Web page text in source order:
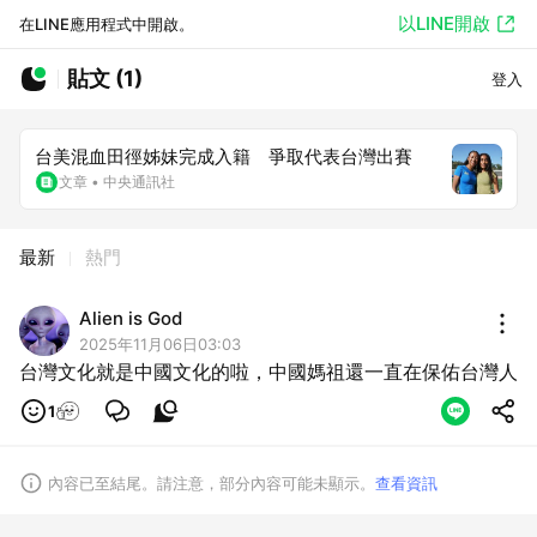
在LINE應用程式中開啟。 以LINE開啟
貼文 (1) 登入
台美混血田徑姊妹完成入籍 爭取代表台灣出賽
文章 • 中央通訊社
最新 熱門
Alien is God
2025年11月06日03:03
台灣文化就是中國文化的啦，中國媽祖還一直在保佑台灣人
1
內容已至結尾。請注意，部分內容可能未顯示。 查看資訊